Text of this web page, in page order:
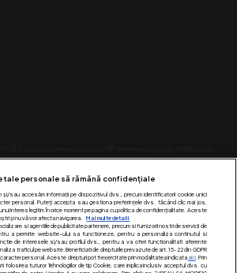
Urmărește-ne pe:
tale personale să rămână confidențiale
sau accesăm informații pe dispozitivul dvs., precum identificatorii cookie unici
personal. Puteți accepta sau gestiona preferințele dvs. făcând clic mai jos,
interes legitim în orice moment pe pagina cu politica de confidențialitate. Aceste
și nu vă vor afecta navigarea.
Mai multe detalii
si agentiile de publicitate partenere, precum si furnizorii nostri de servicii de
a permite website-ului sa functioneze, pentru a personaliza continutul si
de interesele si/sau profilul dvs., pentru a va oferi functionalitati aferente
traficul pe website. Beneficiati de drepturile prevazute de art. 15-22 din GDPR
caracter personal. Aceste drepturi pot fi exercitate prin modalitatea indicataaici. Prin
folosirea tuturor Tehnologiilor de tip Cookie, care implica inclusiv acceptul dvs. cu